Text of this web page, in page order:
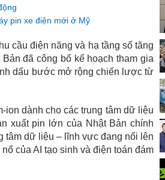
pin xe điện mới ở Mỹ
cầu điện năng và hạ tầng số tăng
đã công bố kế hoạch tham gia
dấu bước mở rộng chiến lược từ
ion dành cho các trung tâm dữ liệu
xuất pin lớn của Nhật Bản chính
tâm dữ liệu – lĩnh vực đang nổi lên
của AI tạo sinh và điện toán đám